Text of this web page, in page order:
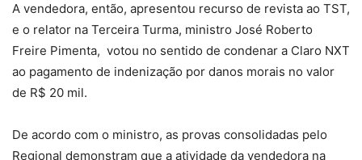
A vendedora, então, apresentou recurso de revista ao TST,
e o relator na Terceira Turma, ministro José Roberto
Freire Pimenta, votou no sentido de condenar a Claro NXT
ao pagamento de indenização por danos morais no valor
de R$ 20 mil.
De acordo com o ministro, as provas consolidadas pelo
Regional demonstram que a atividade da vendedora na